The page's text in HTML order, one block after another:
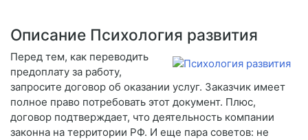
Описание Психология развития
Перед тем, как переводить
предоплату за работу,
запросите договор об оказании услуг. Заказчик имеет
полное право потребовать этот документ. Плюс,
договор подтверждает, что деятельность компании
законна на территории РФ. И еще пара советов: не